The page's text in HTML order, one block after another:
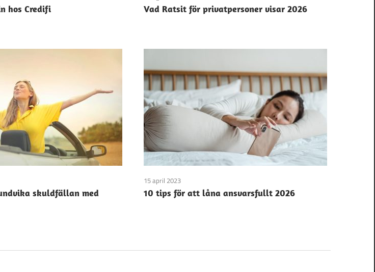
hos Credifi Vad Ratsit för privatpersoner visar 2026
skuldfällan med
15 april 2023
10 tips för att låna ansvarsfullt 2026